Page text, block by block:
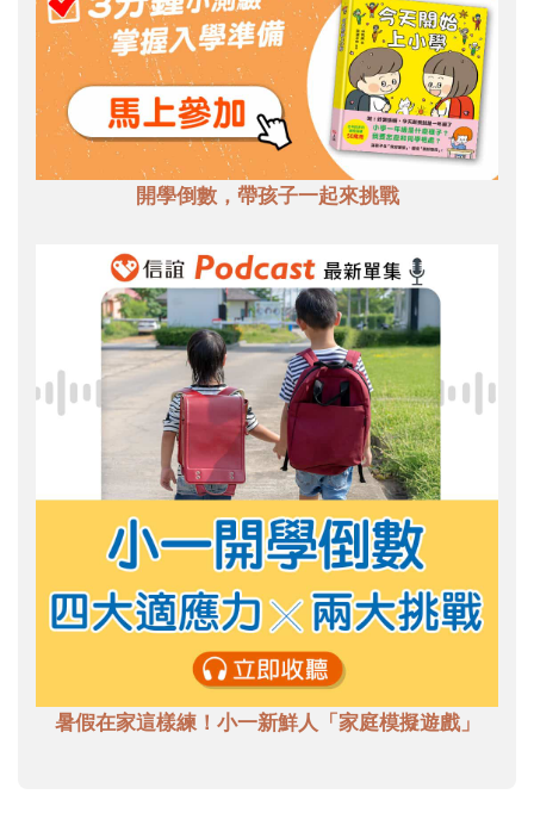
開學倒數，帶孩子一起來挑戰
暑假在家這樣練！小一新鮮人「家庭模擬遊戲」